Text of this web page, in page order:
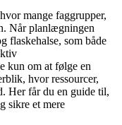
mange faggrupper,
Når planlægningen
flaskehalse, som både
kun om at følge en
hvor ressourcer,
Her får du en guide til,
sikre et mere